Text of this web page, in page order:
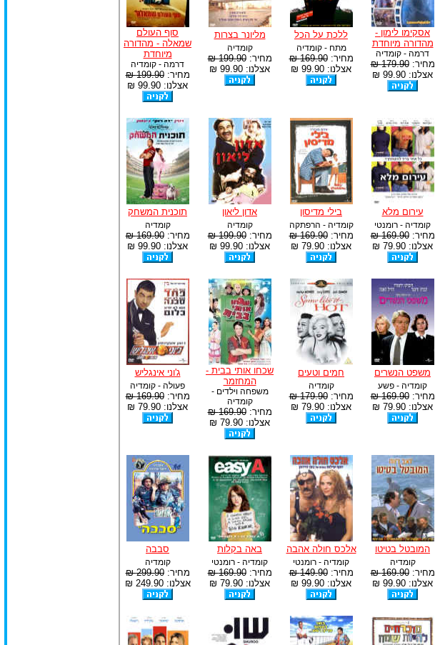
אסקימו לימון -
מהדורה מיוחדת
דרמה - קומדיה
מחיר:179.90 ₪
אצלנו: 99.90 ₪
ללכת על הכל
מתח - קומדיה
מחיר:169.90 ₪
אצלנו: 99.90 ₪
מליונר בצרות
קומדיה
מחיר:199.90 ₪
אצלנו: 99.90 ₪
סוף העולם
שמאלה - מהדורה
מיוחדת
דרמה - קומדיה
מחיר:199.90 ₪
אצלנו: 99.90 ₪
עירום מלא
קומדיה - רומנטי
מחיר:169.90 ₪
אצלנו: 79.90 ₪
בילי מדיסון
קומדיה - הרפתקה
מחיר:169.90 ₪
אצלנו: 79.90 ₪
אדון ליאון
קומדיה
מחיר:199.90 ₪
אצלנו: 99.90 ₪
תוכנית המשחק
קומדיה
מחיר:169.90 ₪
אצלנו: 99.90 ₪
משפט הנשרים
קומדיה - פשע
מחיר:169.90 ₪
אצלנו: 79.90 ₪
חמים וטעים
קומדיה
מחיר:179.90 ₪
אצלנו: 79.90 ₪
שכחו אותי בבית -
המחזמר
משפחה וילדים -
קומדיה
מחיר:169.90 ₪
אצלנו: 79.90 ₪
ג'וני אינגליש
פעולה - קומדיה
מחיר:169.90 ₪
אצלנו: 79.90 ₪
המובטל בטיטו
קומדיה
מחיר:169.90 ₪
אצלנו: 99.90 ₪
אלכס חולה אהבה
קומדיה - רומנטי
מחיר:149.90 ₪
אצלנו: 99.90 ₪
באה בקלות
קומדיה - רומנטי
מחיר:169.90 ₪
אצלנו: 79.90 ₪
סבבה
קומדיה
מחיר:299.90 ₪
אצלנו: 249.90 ₪